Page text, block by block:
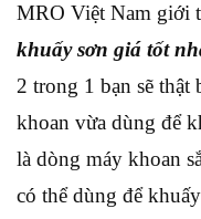
MRO Việt Nam giới
khuấy sơn giá tốt
2 trong 1 bạn sẽ thật
khoan vừa dùng để
là dòng máy khoan
có thể dùng để